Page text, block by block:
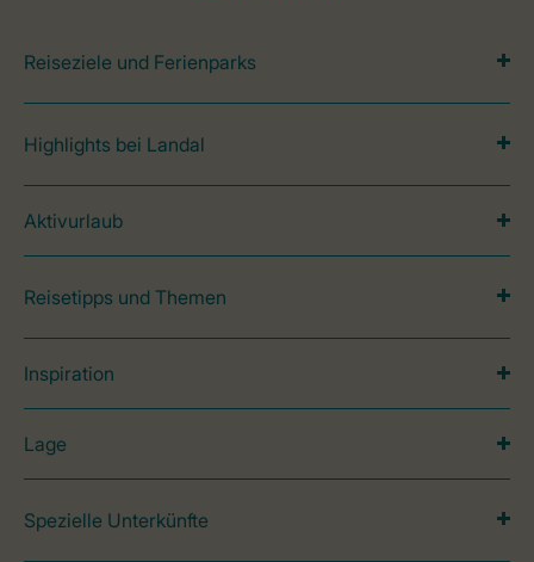
Reiseziele und Ferienparks
Highlights bei Landal
Aktivurlaub
Reisetipps und Themen
Inspiration
Lage
Spezielle Unterkünfte